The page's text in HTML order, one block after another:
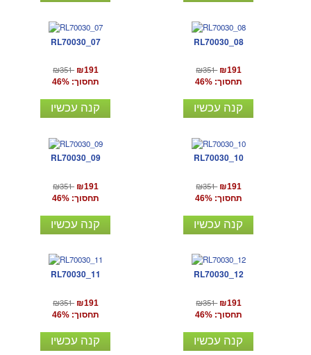
RL70030_07
₪351 ₪191
תחסוך: 46%
קנה עכשיו
RL70030_08
₪351 ₪191
תחסוך: 46%
קנה עכשיו
RL70030_09
₪351 ₪191
תחסוך: 46%
קנה עכשיו
RL70030_10
₪351 ₪191
תחסוך: 46%
קנה עכשיו
RL70030_11
₪351 ₪191
תחסוך: 46%
קנה עכשיו
RL70030_12
₪351 ₪191
תחסוך: 46%
קנה עכשיו